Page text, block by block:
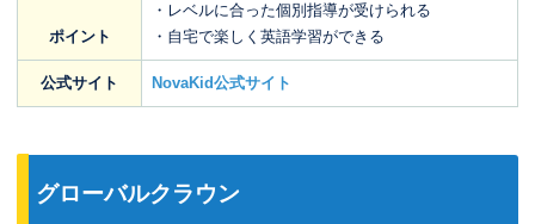
ポイント
・レベルに合った個別指導が受けられる
・自宅で楽しく英語学習ができる
公式サイト NovaKid公式サイト
グローバルクラウン